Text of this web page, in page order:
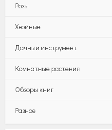
Розы
Хвойные
Дачный инструмент
Комнатные растения
Обзоры книг
Разное